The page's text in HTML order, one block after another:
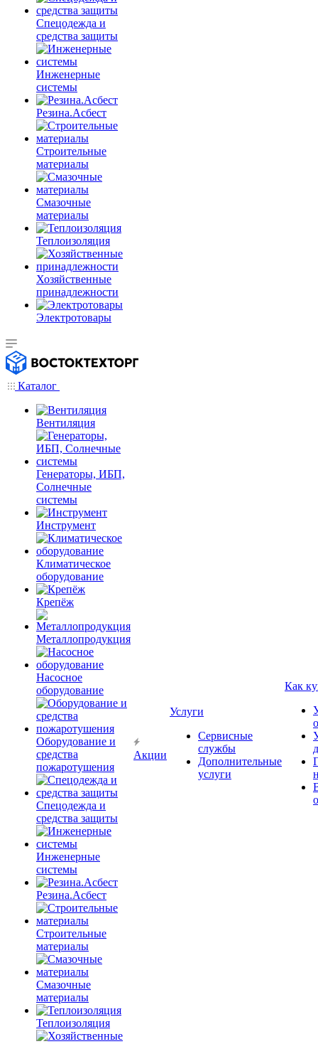
Спецодежда и
средства защиты
Инженерные
системы
Резина.Асбест
Строительные
материалы
Смазочные
материалы
Теплоизоляция
Хозяйственные
принадлежности
Электротовары
Каталог
Вентиляция
Генераторы, ИБП,
Солнечные
системы
Инструмент
Климатическое
оборудование
Крепёж
Металлопродукция
Насосное
оборудование
Оборудование и
средства
пожаротушения
Спецодежда и
средства защиты
Инженерные
системы
Резина.Асбест
Строительные
материалы
Смазочные
материалы
Теплоизоляция
Акции
Услуги
Сервисные
службы
Дополнительные
услуги
Как